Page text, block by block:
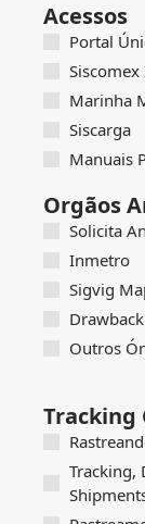
Acessos
Portal
Marinha
Siscarga
Manuais
Orgãos
Solicita
Inmetro
Sigvig
Outros
Tracking
Tracking,